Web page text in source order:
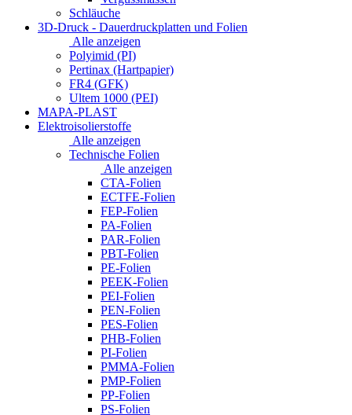
Schläuche
3D-Druck - Dauerdruckplatten und Folien
Alle anzeigen
Polyimid (PI)
Pertinax (Hartpapier)
FR4 (GFK)
Ultem 1000 (PEI)
MAPA-PLAST
Elektroisolierstoffe
Alle anzeigen
Technische Folien
Alle anzeigen
CTA-Folien
ECTFE-Folien
FEP-Folien
PA-Folien
PAR-Folien
PBT-Folien
PE-Folien
PEEK-Folien
PEI-Folien
PEN-Folien
PES-Folien
PHB-Folien
PI-Folien
PMMA-Folien
PMP-Folien
PP-Folien
PS-Folien